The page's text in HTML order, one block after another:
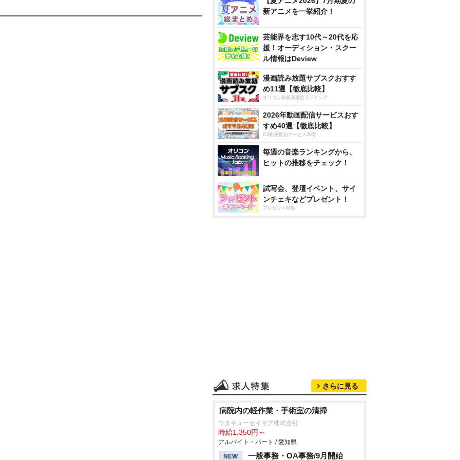
新アニメを一挙紹介！
芸能界を志す10代～20代を応
援！オーディション・スクー
ル情報はDeview
漫画読み放題サブスクおすす
め11選【徹底比較】
オリコン顧客満足度ランキング
2026年動画配信サービスおす
すめ40選【徹底比較】
CS動画配信サービス20選
毎週の音楽ランキングから、
ヒットの推移をチェック！
試写会、登壇イベント、サイ
ンチェキなどプレゼント！
プレゼント特集
さらに見る
病院内の軽作業・手術室の清掃
ワタキューセイモア株式会社
時給1,350円～
アルバイト・パート / 愛知県
NEW
一般事務・OA事務/9月開始